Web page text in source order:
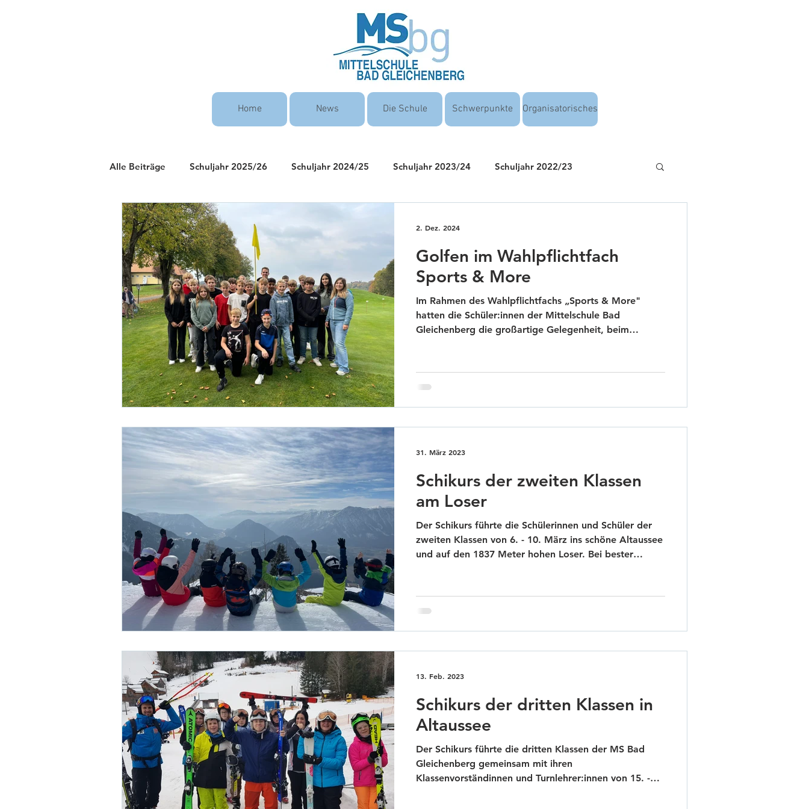
Home News Die Schule Schwerpunkte Organisatorisches
Alle Beiträge Schuljahr 2025/26 Schuljahr 2024/25 Schuljahr 2023/24 Schuljahr 2022/23
Schuljahr 2021/22
Golfen im Wahlpflichtfach
Sports & More
Im Rahmen des Wahlpflichtfachs „Sports & More"
hatten die Schüler:innen der Mittelschule Bad
Gleichenberg die großartige Gelegenheit, beim
erlernten sie erste Schwünge und Techniken – und der
Spaß kam dabei nicht zu kurz! Wir sind sehr dankbar,
die Faszination des Golfsports erleben kön
2. Dez. 2024
Schikurs der zweiten Klassen
am Loser
Der Schikurs führte die Schülerinnen und Schüler der
zweiten Klassen von 6. - 10. März ins schöne Altaussee
und auf den 1837 Meter hohen Loser. Bei bester
präparierten Pisten. Selbstverständlich gab es auch
eine professionelle Einschulung, was Pistenregeln und
Tanzvorstellungen vorge
31. März 2023
Schikurs der dritten Klassen in
Altaussee
Der Schikurs führte die dritten Klassen der MS Bad
Gleichenberg gemeinsam mit ihren
Klassenvorständinnen und Turnlehrer:innen von 15. -
13. Feb. 2023